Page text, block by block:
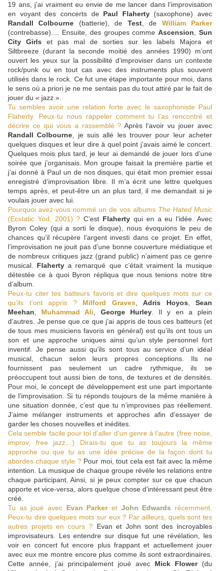
19 ans, j’ai vraiment eu envie de me lancer dans l’improvisation
en voyant des concerts de Paul Flaherty(saxophone) avec
Randall Colbourne (batterie), de Test, de William Parker
(contrebasse).... Ensuite, des groupes commeAscension ,Sun
City Girls et pas mal de sorties sur les labels Majora et
Siltbreeze (durant la seconde moitié des années 1990) m’ont
ouvert les yeux sur la possibilité d’improviser dans un contexte
rock/punk ou en tout cas avec des instruments plus souvent
utilisés dans le rock. Ce fut une étape importante pour moi, dans
le sens où a priori je ne me sentais pas du tout attiré par le fait de
jouer du « jazz ».
Tu sembles avoir une relation forte avec le saxophoniste Paul
Flaherty. Peux-tu nous rappeler comment tu l’as rencontré et
décrire ce qui vous a rassemblé ? Après l’avoir vu jouer avec
Randall Colbourne , je suis allé les trouver pour leur acheter
quelques disques et leur dire à quel point j’avais aimé le concert.
Quelques mois plus tard, je leur ai demandé de jouer lors d’une
soirée que j’organisais. Mon groupe faisait la première partie et
j’ai donné à Paul un de nos disques, qui était mon premier essai
enregistré d’improvisation libre. Il m’a écrit une lettre quelques
temps après, et peut-être un an plus tard, il me demandait si je
voulais jouer avec lui.
Pourquoi avez-vous nommé un de vos albums The Hated Music
(Ecstatic Yod, 2001) ? C’est Flaherty qui en a eu l’idée. Avec
Byron Coley (qui a sorti le disque), nous évoquions le peu de
chances qu’il récupère l’argent investi dans ce projet. En effet,
l’improvisation ne jouit pas d’une bonne couverture médiatique et
de nombreux critiques jazz (grand public) n’aiment pas ce genre
musical. Flaherty a remarqué que c’était vraiment la musique
détestée ce à quoi Byron répliqua que nous tenions notre titre
d’album.
Peux-tu citer tes batteurs favoris et dire quelques mots sur ce
qu’ils t’ont appris ? Milford Graves Adris Hoyos
Sean
Meehan
Muhammad Ali George Hurley. Il y en a plein
d’autres. Je pense que ce que j’ai appris de tous ces batteurs (et
de tous mes musiciens favoris en général) est qu’ils ont tous un
son et une approche uniques ainsi qu’un style personnel fort
inventif. Je pense aussi qu’ils sont tous au service d’un idéal
musical, chacun selon leurs propres conceptions. Ils ne
fournissent pas seulement un cadre rythmique, ils se
préoccupent tout aussi bien de tons, de textures et de densités.
Pour moi, le concept de développement est une part importante
de l’improvisation. Si tu réponds toujours de la même manière à
une situation donnée, c’est que tu n’improvises pas réellement.
J’aime mélanger instruments et approches afin d’essayer de
garder les choses nouvelles et inédites.
Cela semble facile pour toi d’aller d’un genre à l’autre (free noise,
improv, free jazz…) Dirais-tu que tu as toujours la même
approche ou que tu as une idée précise de la façon dont tu
abordes chaque style ? Pour moi, tout cela est fait avec la même
intention. La musique de chaque groupe révèle les relations entre
chaque participant. Ainsi, si je peux compter sur ce que chacun
apporte et vice-versa, alors quelque chose d’intéressant peut être
créé.
Tu as joué avec Evan Parkeret John Edwards récemment.
Peux-tu dire quelques mots sur eux ? Par ailleurs, quels sont tes
autres projets en cours ? Evan et John sont des incroyables
improvisateurs. Les entendre sur disque fut une révélation, les
voir en concert fut encore plus frappant et actuellement jouer
avec eux me montre encore plus comme ils sont extraordinaires.
Cette année, j’ai principalement joué avec Mick Flower(du